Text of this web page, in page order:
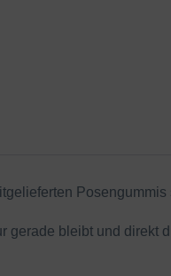
gerade bleibt und direkt